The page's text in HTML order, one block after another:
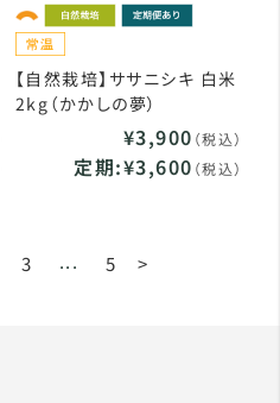
【自然栽培】ササニシキ 白米
2kg（かかしの夢）
¥3,900 （税込）
定期:¥3,600 （税込）
3 ... 5 >